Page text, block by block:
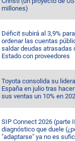
millones)
Déficit subirá al 3,9% para
ordenar las cuentas
saldar deudas atrasadas
Estado con proveedores
Toyota consolida su
España en julio tras
sus ventas un 10% en
SIP Connect 2026 (parte
diagnóstico que duele
"adaptarse" ya no es